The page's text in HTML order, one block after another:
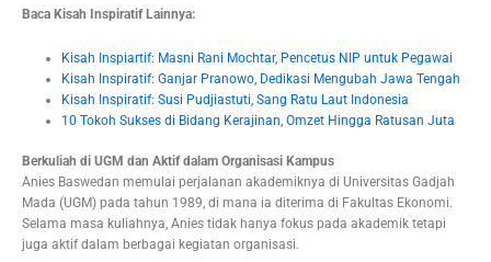
Baca Kisah Inspiratif Lainnya:
Kisah Inspiartif: Masni Rani Mochtar, Pencetus NIP untuk Pegawai
Kisah Inspiratif: Ganjar Pranowo, Dedikasi Mengubah Jawa Tengah
Kisah Inspiratif: Susi Pudjiastuti, Sang Ratu Laut Indonesia
10 Tokoh Sukses di Bidang Kerajinan, Omzet Hingga Ratusan Juta
Berkuliah di UGM dan Aktif dalam Organisasi Kampus
Anies Baswedan memulai perjalanan akademiknya di Universitas Gadjah
Mada (UGM) pada tahun 1989, di mana ia diterima di Fakultas Ekonomi.
Selama masa kuliahnya, Anies tidak hanya fokus pada akademik tetapi
juga aktif dalam berbagai kegiatan organisasi.